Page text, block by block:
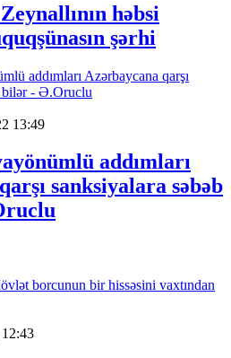
həbsi
şərhi
13:49
addımları
sanksiyalara səbəb